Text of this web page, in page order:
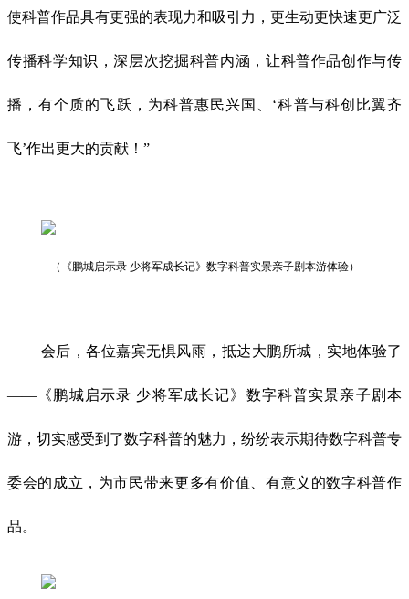
使科普作品具有更强的表现力和吸引力，更生动更快速更广泛
传播科学知识，深层次挖掘科普内涵，让科普作品创作与传
播，有个质的飞跃，为科普惠民兴国、‘科普与科创 比翼齐
飞’作出更大的贡献！”
（《鹏城启示录 少将军成长记》数字科普实景亲子剧本游体验）
会后，各位嘉宾无惧风雨，抵达大鹏所城，实地体验了
——《鹏城启示录 少将军成长记》数字科普实景亲子剧本
游，切实感受到了数字科普的魅力，纷纷表示期待数字科普专
委会的成立，为市民带来更多有价值、有意义的数字科普作
品。